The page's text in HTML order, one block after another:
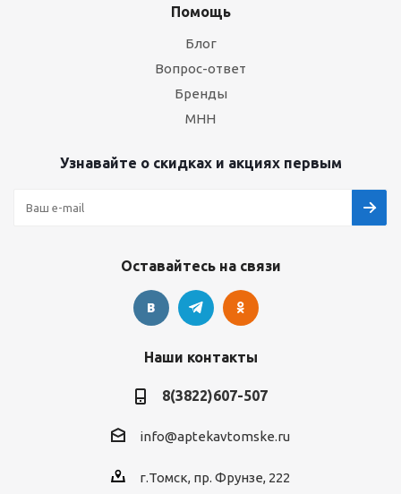
Помощь
Блог
Вопрос-ответ
Бренды
МНН
Узнавайте о скидках и акциях первым
Оставайтесь на связи
Наши контакты
8(3822)607-507
info@aptekavtomske.ru
г.Томск, пр. Фрунзе, 222